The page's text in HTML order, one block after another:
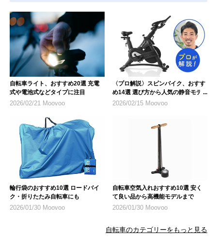
自転車ライト、おすすめ20選 充電
式や電池式などタイプに注目
2026/02/21 Moovoo
〈プロ解説〉スピンバイク、おすす
め14選 選び方から人気の静音モデ
ルも紹介
2026/02/15 Moovoo
輪行袋のおすすめ10選 ロードバイ
ク・折りたたみ自転車にも
2026/01/30 Moovoo
自転車空気入れおすすめ10選 安く
て良い品から高機能モデルまで
2026/01/30 Moovoo
自転車のカテゴリーをもっと見る